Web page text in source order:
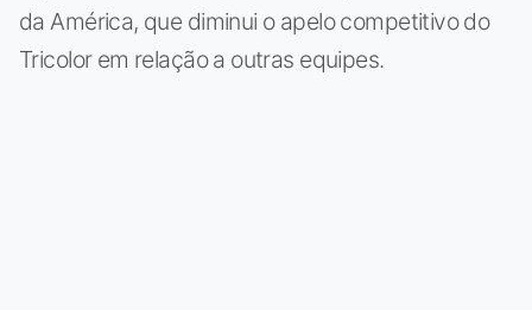
da América, que diminui o apelo competitivo do
Tricolor em relação a outras equipes.